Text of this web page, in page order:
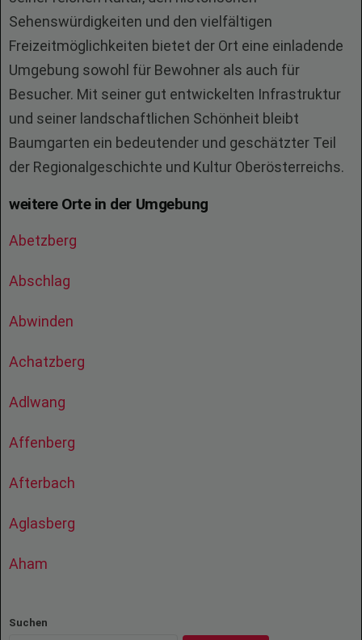
Sehenswürdigkeiten und den vielfältigen
Freizeitmöglichkeiten bietet der Ort eine einladende
Umgebung sowohl für Bewohner als auch für
Besucher. Mit seiner gut entwickelten Infrastruktur
und seiner landschaftlichen Schönheit bleibt
Baumgarten ein bedeutender und geschätzter Teil
der Regionalgeschichte und Kultur Oberösterreichs.
weitere Orte in der Umgebung
Abetzberg
Abschlag
Abwinden
Achatzberg
Adlwang
Affenberg
Afterbach
Aglasberg
Aham
Suchen